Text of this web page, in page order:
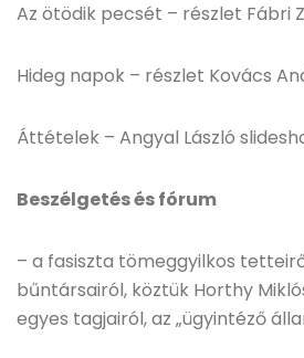
Az ötödik pecsét – részlet Fábri
Hideg napok – részlet Kovács
Áttételek – Angyal László
Beszélgetés és fórum
– a fasiszta tömeggyilkos
bűntársairól, köztük Horthy
egyes tagjairól, az „ügyintéző